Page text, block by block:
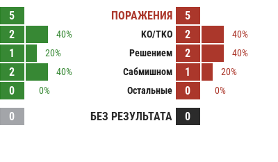
5
2
40%
1
20%
2
40%
0 0%
ПОРАЖЕНИЯ 5
KO/TKO 2
40%
Решением
2
40%
Сабмишном
1
20%
Остальные
0 0%
0 БЕЗ РЕЗУЛЬТАТА 0